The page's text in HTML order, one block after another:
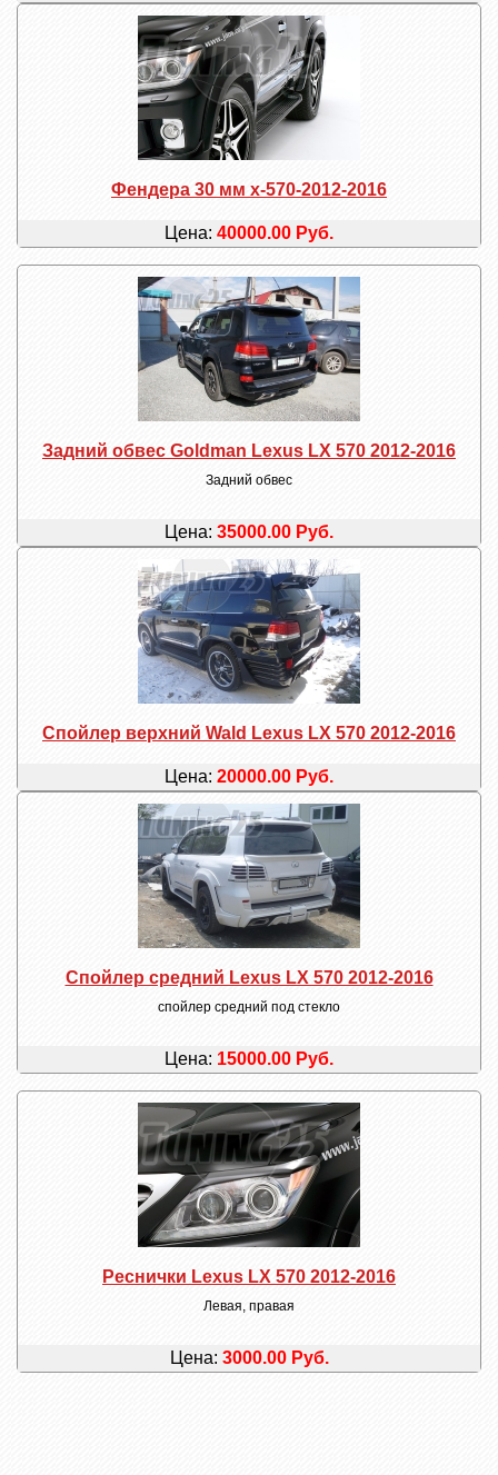
Фендера 30 мм x-570-2012-2016
Цена: 40000.00 Руб.
Задний обвес Goldman Lexus LX 570 2012-2016
Задний обвес
Цена: 35000.00 Руб.
Спойлер верхний Wald Lexus LX 570 2012-2016
Цена: 20000.00 Руб.
Спойлер средний Lexus LX 570 2012-2016
спойлер средний под стекло
Цена: 15000.00 Руб.
Реснички Lexus LX 570 2012-2016
Левая, правая
Цена: 3000.00 Руб.